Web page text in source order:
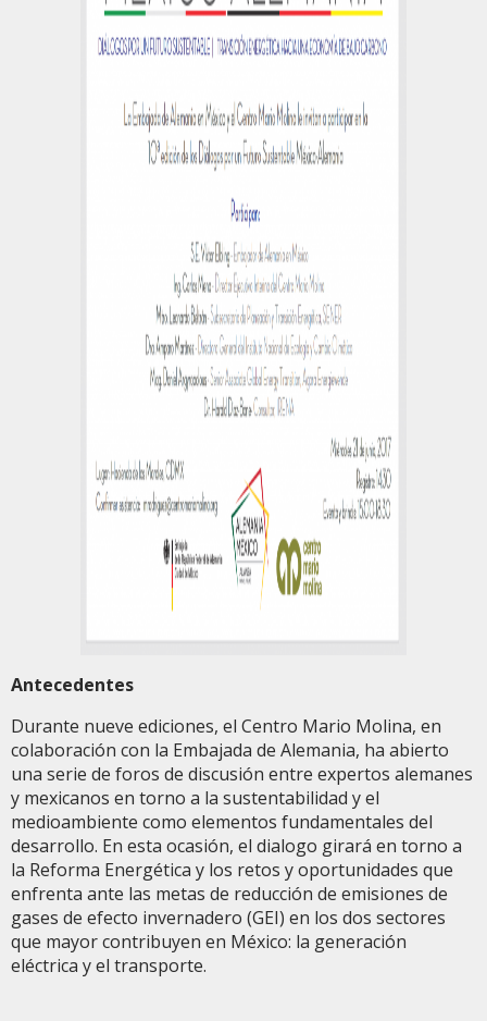
Antecedentes
Durante nueve ediciones, el Centro Mario Molina, en
colaboración con la Embajada de Alemania, ha abierto
una serie de foros de discusión entre expertos alemanes
y mexicanos en torno a la sustentabilidad y el
medioambiente como elementos fundamentales del
desarrollo. En esta ocasión, el dialogo girará en torno a
la Reforma Energética y los retos y oportunidades que
enfrenta ante las metas de reducción de emisiones de
gases de efecto invernadero (GEI) en los dos sectores
que mayor contribuyen en México: la generación
eléctrica y el transporte.